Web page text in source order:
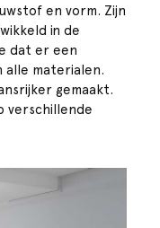
en vorm. Zijn
in de
dat er een
materialen.
gemaakt.
verschillende